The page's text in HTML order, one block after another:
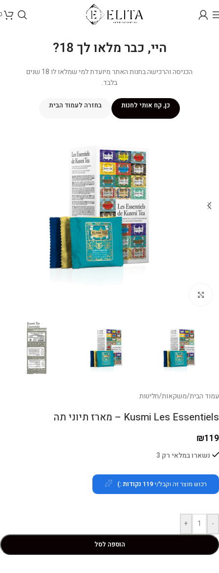
היי, כבר מלאו לך 18?
הכניסה והרכישה בחנות האתר מיועדת למי שמלאו לו 18 שנים
בלבד.
כן, קח אותי לחנות בחזרה לעמוד הבית
עמוד הבית/משקאות/חליטות
Kusmi Les Essentiels – מארז תיוני תה
₪119
נשארו במלאי רק 3
רכוש מוצר זה וקבל/י119 נקודות :)
-
+
הוספה לסל